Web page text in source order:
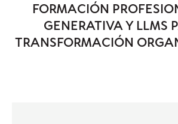
FORMACIÓN
GENERATIVA Y LLMS
TRANSFORMACIÓN